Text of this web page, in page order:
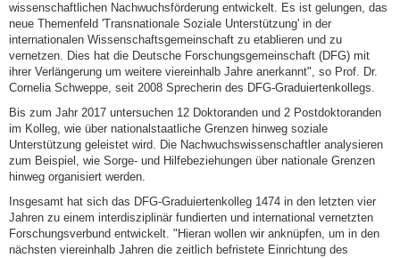
wissenschaftlichen Nachwuchsförderung entwickelt. Es ist gelungen, das
neue Themenfeld 'Transnationale Soziale Unterstützung' in der
internationalen Wissenschaftsgemeinschaft zu etablieren und zu
vernetzen. Dies hat die Deutsche Forschungsgemeinschaft (DFG) mit
ihrer Verlängerung um weitere viereinhalb Jahre anerkannt", so Prof. Dr.
Cornelia Schweppe, seit 2008 Sprecherin des DFG-Graduiertenkollegs.
Bis zum Jahr 2017 untersuchen 12 Doktoranden und 2 Postdoktoranden
im Kolleg, wie über nationalstaatliche Grenzen hinweg soziale
Unterstützung geleistet wird. Die Nachwuchswissenschaftler analysieren
zum Beispiel, wie Sorge- und Hilfebeziehungen über nationale Grenzen
hinweg organisiert werden.
Insgesamt hat sich das DFG-Graduiertenkolleg 1474 in den letzten vier
Jahren zu einem interdisziplinär fundierten und international vernetzten
Forschungsverbund entwickelt. "Hieran wollen wir anknüpfen, um in den
nächsten viereinhalb Jahren die zeitlich befristete Einrichtung des